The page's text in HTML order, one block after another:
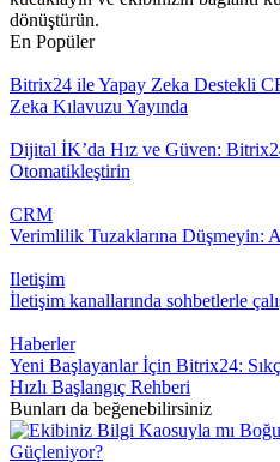
dönüştürün.
En Popüler
Bitrix24 ile Yapay Zeka Destekli
Zeka Kılavuzu Yayında
Dijital İK’da Hız ve Güven:
Otomatikleştirin
CRM
Verimlilik Tuzaklarına Düşmeyin:
Iletişim
İletişim kanallarında sohbetlerle
Haberler
Yeni Başlayanlar İçin Bitrix24:
Hızlı Başlangıç Rehberi
Bunları da beğenebilirsiniz